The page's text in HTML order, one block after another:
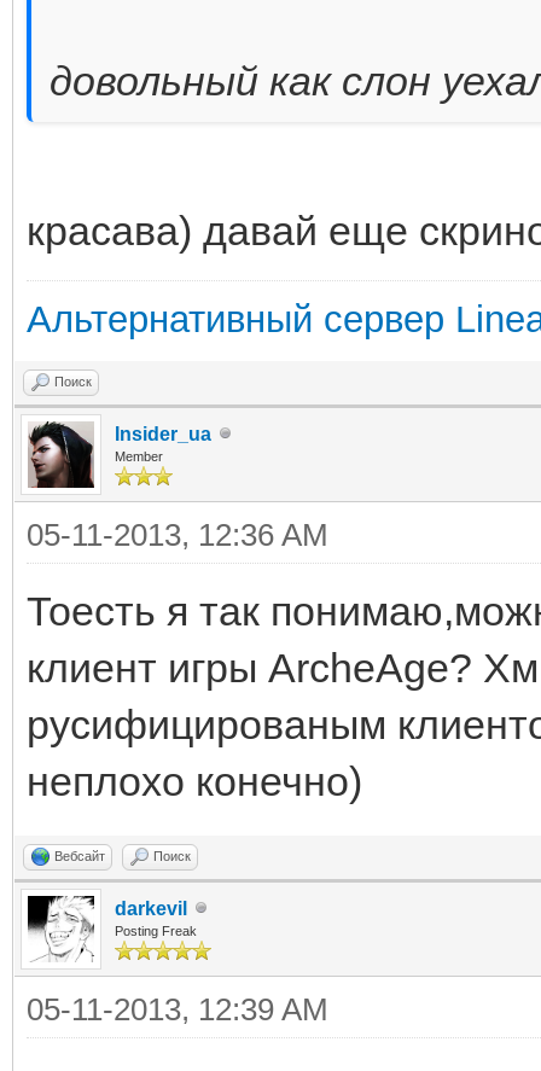
довольный как слон
красава) давай еще
Альтернативный сервер
Поиск
Insider_ua
Member
05-11-2013, 12:36 AM
Тоесть я так
клиент игры ArcheAge?
русифицированым
неплохо конечно)
Вебсайт Поиск
darkevil
Posting Freak
05-11-2013, 12:39 AM